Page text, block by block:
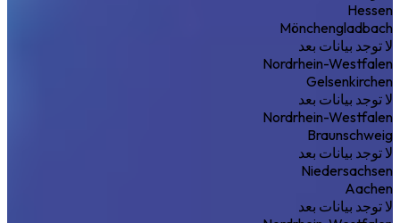
Hessen
Mönchengladbach
لا توجد بيانات بعد
Nordrhein-Westfalen
Gelsenkirchen
لا توجد بيانات بعد
Nordrhein-Westfalen
Braunschweig
لا توجد بيانات بعد
Niedersachsen
Aachen
لا توجد بيانات بعد